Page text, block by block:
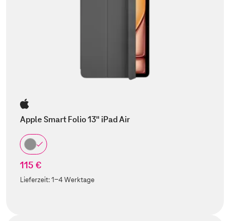
Apple Smart Folio 13" iPad Air
115 €
Lieferzeit:1-4 Werktage